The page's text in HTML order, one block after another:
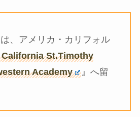
、アメリカ・カリフォル
California St.Timothy
Academy
』へ留